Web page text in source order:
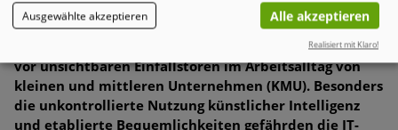
bedrohen den Mittelstand
Eine neue Studie von WatchGuard Technologies warnt
vor unsichtbaren Einfallstoren im Arbeitsalltag von
kleinen und mittleren Unternehmen (KMU). Besonders
die unkontrollierte Nutzung künstlicher Intelligenz
und etablierte Bequemlichkeiten gefährden die IT-
Ausgewählte akzeptieren Alle akzeptieren
Realisiert mit Klaro!